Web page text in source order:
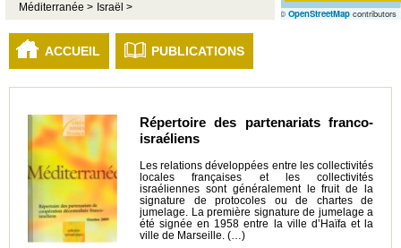
Méditerranée > Israël > © OpenStreetMap contributors
ACCUEIL PUBLICATIONS
Répertoire des partenariats franco-
israéliens
Les relations développées entre les collectivités
locales françaises et les collectivités
israéliennes sont généralement le fruit de la
signature de protocoles ou de chartes de
jumelage. La première signature de jumelage a
été signée en 1958 entre la ville d’Haïfa et la
ville de Marseille. (…)